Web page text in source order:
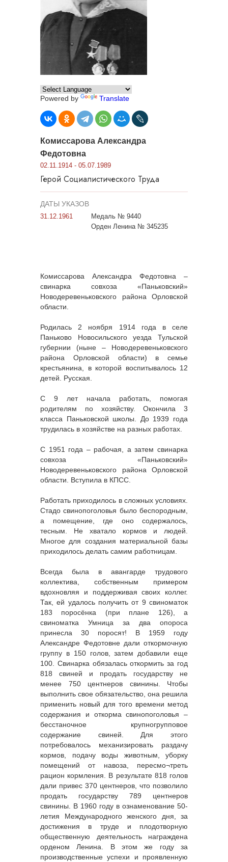
Powered by Translate
Комиссарова Александра
Федотовна
02.11.1914 - 05.07.1989
Герой Социалистического Труда
ДАТЫ УКАЗОВ
31.12.1961
Медаль № 9440
Орден Ленина № 345235
Комиссарова Александра Федотовна –
свинарка совхоза «Паньковский»
Новодеревеньковского района Орловской
области.
Родилась 2 ноября 1914 года в селе
Паньково Новосильского уезда Тульской
губернии (ныне – Новодеревеньковского
района Орловской области) в семье
крестьянина, в которой воспитывалось 12
детей. Русская.
С 9 лет начала работать, помогая
родителям по хозяйству. Окончила 3
класса Паньковской школы. До 1939 года
трудилась в хозяйстве на разных работах.
С 1951 года – рабочая, а затем свинарка
совхоза «Паньковский»
Новодеревеньковского района Орловской
области. Вступила в КПСС.
Работать приходилось в сложных условиях.
Стадо свинопоголовья было беспородным,
а помещение, где оно содержалось,
тесным. Не хватало кормов и людей.
Многое для создания материальной базы
приходилось делать самим работницам.
Всегда была в авангарде трудового
коллектива, собственным примером
вдохновляя и поддерживая своих коллег.
Так, ей удалось получить от 9 свиноматок
183 поросёнка (при плане 126), а
свиноматка Умница за два опороса
принесла 30 поросят! В 1959 году
Александре Федотовне дали откормочную
группу в 150 голов, затем добавили еще
100. Свинарка обязалась откормить за год
818 свиней и продать государству не
менее 750 центнеров свинины. Чтобы
выполнить свое обязательство, она решила
применить новый для того времени метод
содержания и откорма свинопоголовья –
бесстаночное крупногрупповое
содержание свиней. Для этого
потребовалось механизировать раздачу
кормов, подачу воды животным, уборку
помещений от навоза, пересмо¬треть
рацион кормления. В результате 818 голов
дали привес 370 центнеров, что позволило
продать государству 789 центнеров
свинины. В 1960 году в ознаменование 50-
летия Международного женского дня, за
достижения в труде и плодотворную
общественную деятельность награждена
орденом Ленина. В этом же году за
производственные успехи и проявленную